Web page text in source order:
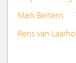
Mark Bertens
Rens van